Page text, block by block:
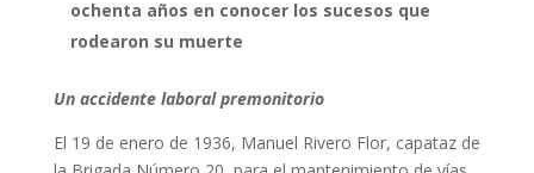
ochenta años en conocer los sucesos que
rodearon su muerte
Un accidente laboral premonitorio
El 19 de enero de 1936, Manuel Rivero Flor, capataz de